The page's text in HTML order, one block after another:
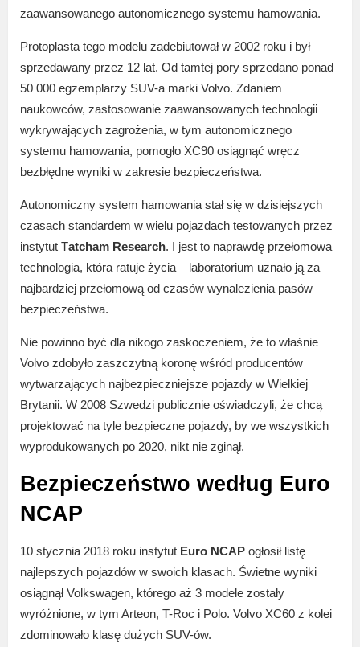
zaawansowanego autonomicznego systemu hamowania.
Protoplasta tego modelu zadebiutował w 2002 roku i był
sprzedawany przez 12 lat. Od tamtej pory sprzedano ponad
50 000 egzemplarzy SUV-a marki Volvo. Zdaniem
naukowców, zastosowanie zaawansowanych technologii
wykrywających zagrożenia, w tym autonomicznego
systemu hamowania, pomogło XC90 osiągnąć wręcz
bezbłędne wyniki w zakresie bezpieczeństwa.
Autonomiczny system hamowania stał się w dzisiejszych
czasach standardem w wielu pojazdach testowanych przez
instytut Tatcham Research. I jest to naprawdę przełomowa
technologia, która ratuje życia – laboratorium uznało ją za
najbardziej przełomową od czasów wynalezienia pasów
bezpieczeństwa.
Nie powinno być dla nikogo zaskoczeniem, że to właśnie
Volvo zdobyło zaszczytną koronę wśród producentów
wytwarzających najbezpieczniejsze pojazdy w Wielkiej
Brytanii. W 2008 Szwedzi publicznie oświadczyli, że chcą
projektować na tyle bezpieczne pojazdy, by we wszystkich
wyprodukowanych po 2020, nikt nie zginął.
Bezpieczeństwo według Euro
NCAP
10 stycznia 2018 roku instytut Euro NCAP ogłosił listę
najlepszych pojazdów w swoich klasach. Świetne wyniki
osiągnął Volkswagen, którego aż 3 modele zostały
wyróżnione, w tym Arteon, T-Roc i Polo. Volvo XC60 z kolei
zdominowało klasę dużych SUV-ów.